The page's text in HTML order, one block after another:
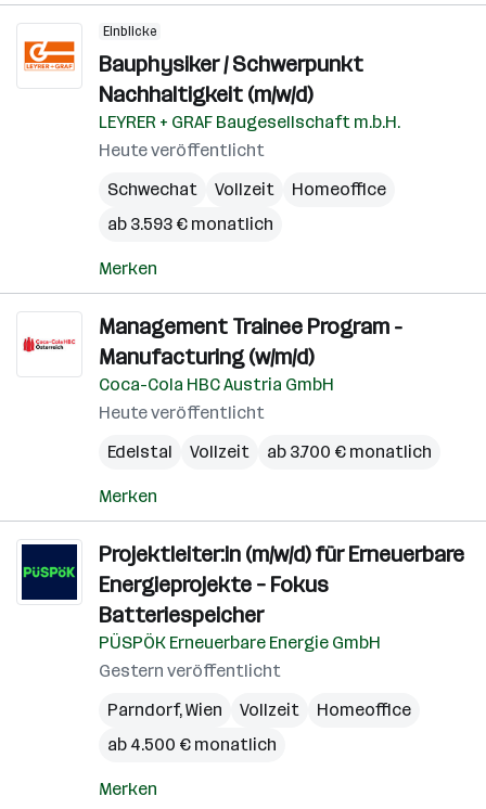
Einblicke
Bauphysiker / Schwerpunkt
Nachhaltigkeit (m/w/d)
LEYRER + GRAF Baugesellschaft m.b.H.
Heute veröffentlicht
Schwechat
Vollzeit
Homeoffice
ab 3.593 € monatlich
Merken
Management Trainee Program -
Manufacturing (w/m/d)
Coca-Cola HBC Austria GmbH
Heute veröffentlicht
Edelstal
Vollzeit ab 3.700 € monatlich
Merken
Projektleiter:in (m/w/d) für Erneuerbare
Energieprojekte – Fokus
Batteriespeicher
PÜSPÖK Erneuerbare Energie GmbH
Gestern veröffentlicht
Parndorf,Wien Vollzeit
Homeoffice
ab 4.500 € monatlich
Merken